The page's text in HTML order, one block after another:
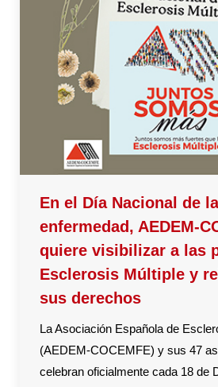
En el Día Nacional de la
enfermedad, AEDEM-
quiere visibilizar a las
Esclerosis Múltiple y
sus derechos
La Asociación Española de
(AEDEM-COCEMFE) y sus 47
celebran oficialmente cada 18 de